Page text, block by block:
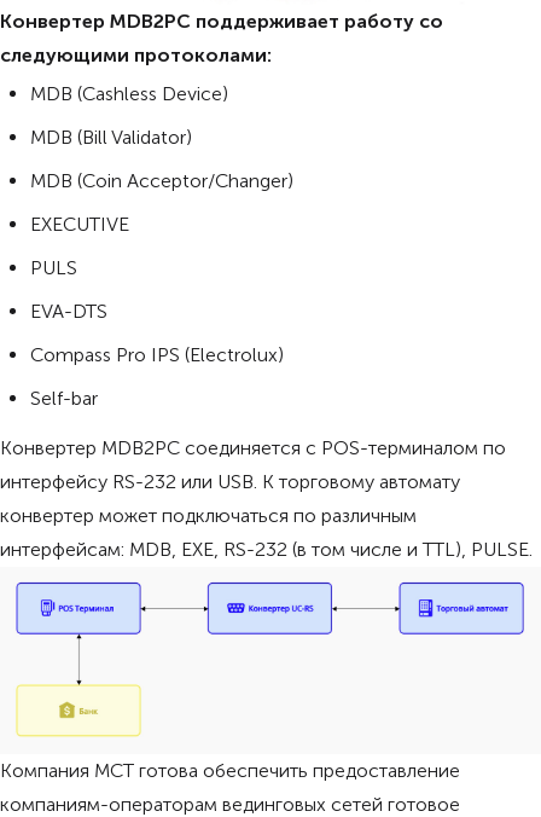
Конвертер MDB2PC поддерживает работу со
следующими протоколами:
MDB (Cashless Device)
MDB (Bill Validator)
MDB (Coin Acceptor/Changer)
EXECUTIVE
PULS
EVA-DTS
Compass Pro IPS (Electrolux)
Self-bar
Конвертер MDB2PC соединяется с POS-терминалом по
интерфейсу RS-232 или USB. К торговому автомату
конвертер может подключаться по различным
интерфейсам: MDB, EXE, RS-232 (в том числе и TTL), PULSЕ.
Компания МСТ готова обеспечить предоставление
компаниям-операторам вединговых сетей готовое